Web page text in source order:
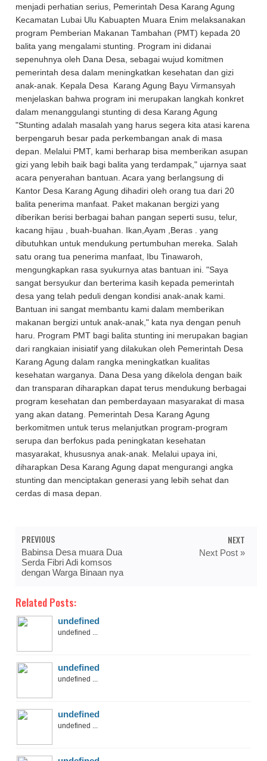
menjadi perhatian serius, Pemerintah Desa Karang Agung
Kecamatan Lubai Ulu Kabuapten Muara Enim melaksanakan
program Pemberian Makanan Tambahan (PMT) kepada 20
balita yang mengalami stunting. Program ini didanai
sepenuhnya oleh Dana Desa, sebagai wujud komitmen
pemerintah desa dalam meningkatkan kesehatan dan gizi
anak-anak. Kepala Desa Karang Agung Bayu Virmansyah
menjelaskan bahwa program ini merupakan langkah konkret
dalam menanggulangi stunting di desa Karang Agung
"Stunting adalah masalah yang harus segera kita atasi karena
berpengaruh besar pada perkembangan anak di masa
depan. Melalui PMT, kami berharap bisa memberikan asupan
gizi yang lebih baik bagi balita yang terdampak," ujarnya saat
acara penyerahan bantuan. Acara yang berlangsung di
Kantor Desa Karang Agung dihadiri oleh orang tua dari 20
balita penerima manfaat. Paket makanan bergizi yang
diberikan berisi berbagai bahan pangan seperti susu, telur,
kacang hijau , buah-buahan. Ikan,Ayam ,Beras . yang
dibutuhkan untuk mendukung pertumbuhan mereka. Salah
satu orang tua penerima manfaat, Ibu Tinawaroh,
mengungkapkan rasa syukurnya atas bantuan ini. "Saya
sangat bersyukur dan berterima kasih kepada pemerintah
desa yang telah peduli dengan kondisi anak-anak kami.
Bantuan ini sangat membantu kami dalam memberikan
makanan bergizi untuk anak-anak," kata nya dengan penuh
haru. Program PMT bagi balita stunting ini merupakan bagian
dari rangkaian inisiatif yang dilakukan oleh Pemerintah Desa
Karang Agung dalam rangka meningkatkan kualitas
kesehatan warganya. Dana Desa yang dikelola dengan baik
dan transparan diharapkan dapat terus mendukung berbagai
program kesehatan dan pemberdayaan masyarakat di masa
yang akan datang. Pemerintah Desa Karang Agung
berkomitmen untuk terus melanjutkan program-program
serupa dan berfokus pada peningkatan kesehatan
masyarakat, khususnya anak-anak. Melalui upaya ini,
diharapkan Desa Karang Agung dapat mengurangi angka
stunting dan menciptakan generasi yang lebih sehat dan
cerdas di masa depan.
PREVIOUS
Babinsa Desa muara Dua
Serda Fibri Adi komsos
dengan Warga Binaan nya
NEXT
Next Post »
Related Posts:
undefined
undefined ...
undefined
undefined ...
undefined
undefined ...